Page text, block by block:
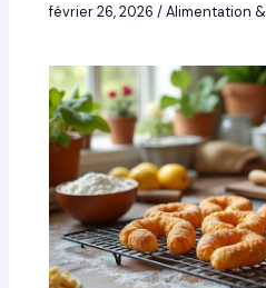
février 26, 2026/Alimentation